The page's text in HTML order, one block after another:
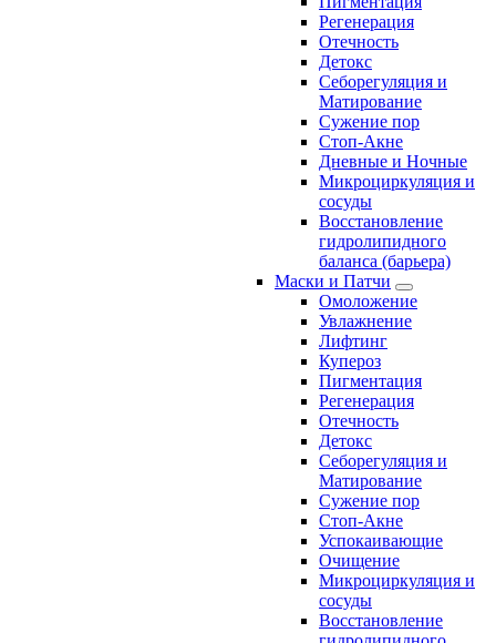
Регенерация
Отечность
Детокс
Себорегуляция и
Матирование
Сужение пор
Стоп-Акне
Дневные и Ночные
Микроциркуляция и
сосуды
Восстановление
гидролипидного
баланса (барьера)
Маски и Патчи
Омоложение
Увлажнение
Лифтинг
Купероз
Пигментация
Регенерация
Отечность
Детокс
Себорегуляция и
Матирование
Сужение пор
Стоп-Акне
Успокаивающие
Очищение
Микроциркуляция и
сосуды
Восстановление